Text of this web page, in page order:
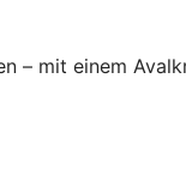
– mit einem